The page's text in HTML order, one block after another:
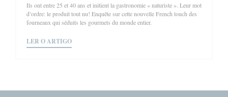
Ils ont entre 25 et 40 ans et initient la gastronomie « naturiste ». Leur mot
d’ordre: le produit tout nu! Enquête sur cette nouvelle French touch des
fourneaux qui séduits les gourmets du monde entier.
LER O ARTIGO((ABRE NUMA NOVA JANELA))